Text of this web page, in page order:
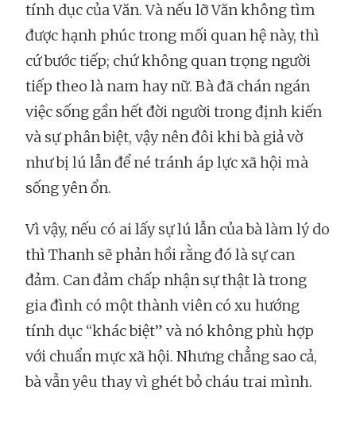
tính dục của Văn. Và nếu lỡ Văn không tìm
được hạnh phúc trong mối quan hệ này, thì
cứ bước tiếp; chứ không quan trọng người
tiếp theo là nam hay nữ. Bà đã chán ngán
việc sống gần hết đời người trong định kiến
và sự phân biệt, vậy nên đôi khi bà giả vờ
như bị lú lẫn để né tránh áp lực xã hội mà
sống yên ổn.
Vì vậy, nếu có ai lấy sự lú lẫn của bà làm lý do
thì Thanh sẽ phản hồi rằng đó là sự can
đảm. Can đảm chấp nhận sự thật là trong
gia đình có một thành viên có xu hướng
tính dục “khác biệt” và nó không phù hợp
với chuẩn mực xã hội. Nhưng chẳng sao cả,
bà vẫn yêu thay vì ghét bỏ cháu trai mình.